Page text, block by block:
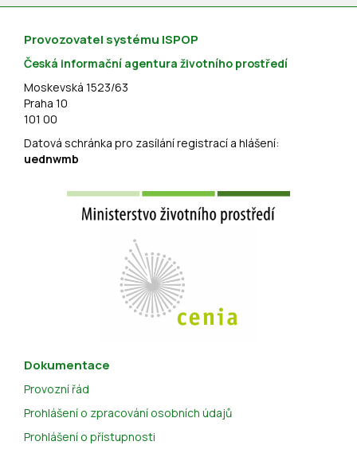
Provozovatel systému ISPOP
Česká informační agentura životního prostředí
Moskevská 1523/63
Praha 10
101 00
Datová schránka pro zasílání registrací a hlášení:
uednwmb
Dokumentace
Provozní řád
Prohlášení o zpracování osobních údajů
Prohlášení o přístupnosti